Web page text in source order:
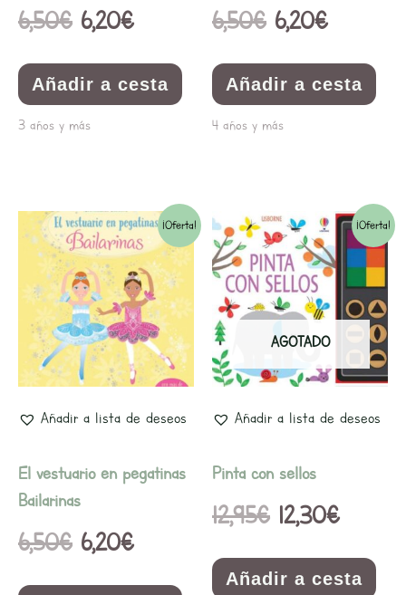
6,50€ 6,20€
Añadir a cesta
3 años y más
6,50€ 6,20€
Añadir a cesta
4 años y más
¡Oferta!
Añadir a lista de deseos
El vestuario en pegatinas
Bailarinas
6,50€
El
precio
original
era:
6,50€.
6,20€
El
precio
actual
es:
6,20€.
¡Oferta!
AGOTADO
Añadir a lista de deseos
Pinta con sellos
12,95€
El
precio
original
era:
12,95€.
12,30€
El
precio
actual
12,30€.
Añadir a cesta